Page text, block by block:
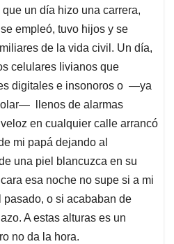
un día hizo una carrera,
empleó, tuvo hijos y se
de la vida civil. Un día,
celulares livianos que
digitales e insonoros o —ya
llenos de alarmas
en cualquier calle arrancó
mi papá dejando al
una piel blancuzca en su
esa noche no supe si a mi
o si acababan de
A estas alturas es un
no da la hora.